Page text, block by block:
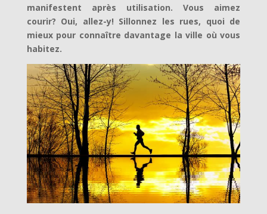
manifestent après utilisation. Vous aimez
courir? Oui, allez-y! Sillonnez les rues, quoi de
mieux pour connaître davantage la ville où vous
habitez.